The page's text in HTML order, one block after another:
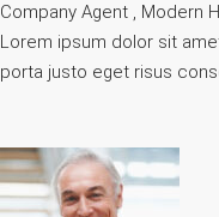
Company Agent , Modern
Lorem ipsum dolor sit
porta justo eget risus